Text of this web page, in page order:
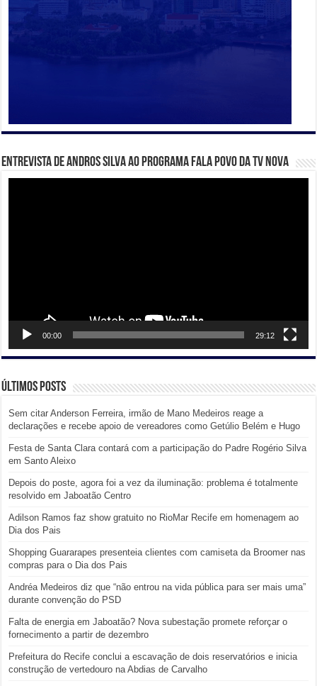
Entrevista de Andros Silva ao programa Fala Povo da TV Nova
00:00 29:12
Últimos posts
Sem citar Anderson Ferreira, irmão de Mano Medeiros reage a
declarações e recebe apoio de vereadores como Getúlio Belém e Hugo
Festa de Santa Clara contará com a participação do Padre Rogério Silva
em Santo Aleixo
Depois do poste, agora foi a vez da iluminação: problema é totalmente
resolvido em Jaboatão Centro
Adilson Ramos faz show gratuito no RioMar Recife em homenagem ao
Dia dos Pais
Shopping Guararapes presenteia clientes com camiseta da Broomer nas
compras para o Dia dos Pais
Andréa Medeiros diz que “não entrou na vida pública para ser mais uma”
durante convenção do PSD
Falta de energia em Jaboatão? Nova subestação promete reforçar o
fornecimento a partir de dezembro
Prefeitura do Recife conclui a escavação de dois reservatórios e inicia
construção de vertedouro na Abdias de Carvalho